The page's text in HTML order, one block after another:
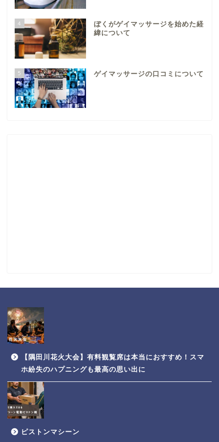
4
ぼくがゲイマッサージを始めた経
緯について
5 ゲイマッサージの口コミについて
【隅田川花火大会】有料観覧席は本当におすすめ！スマ
ホ紛失のハプニングも最高の思い出に
ピストンマシーン